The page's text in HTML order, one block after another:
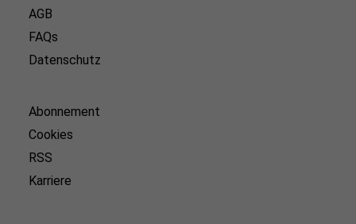
AGB
FAQs
Datenschutz
Abonnement
Cookies
RSS
Karriere